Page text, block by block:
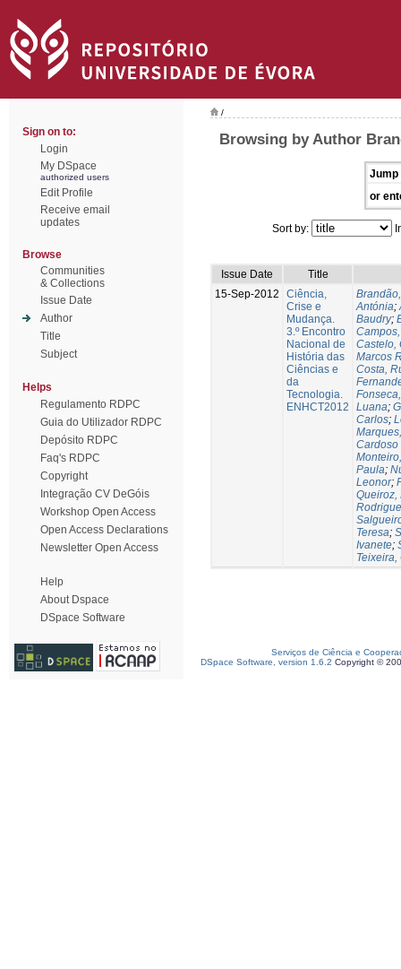
Sign on to:
Login
My DSpace
authorized users
Edit Profile
Receive email
updates
Browse
Communities
& Collections
Issue Date
Author
Title
Subject
Helps
Regulamento RDPC
Guia do Utilizador RDPC
Depósito RDPC
Faq's RDPC
Copyright
Integração CV DeGóis
Workshop Open Access
Open Access Declarations
Newsletter Open Access
Help
About Dspace
DSpace Software
/
Browsing by Author
Jump
or
Sort by:
Issue Date
Title
15-Sep-2012
Ciência,
Crise e
Mudança.
3.º Encontro
Nacional de
História das
Ciências e
da
Tecnologia.
ENHCT2012
Antónia;
Baudry;
Castelo,
Marcos
Costa,
Luana;
Carlos;
Cardoso
Paula;
Leonor;
Queiroz,
Teresa;
Ivanete;
Serviços de Ciência e
DSpace Software, version 1.6.2 Copyright ©